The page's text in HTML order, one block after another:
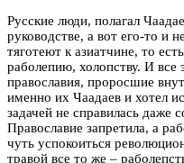
Русские люди, полагал
руководстве, а вот его-то и
тяготеют к азиатчине, то
раболепию, холопству. И все
православия, проросшие
именно их Чаадаев и хотел
задачей не справилась даже
Православие запретила, а
чуть успокоиться
травой все то же –